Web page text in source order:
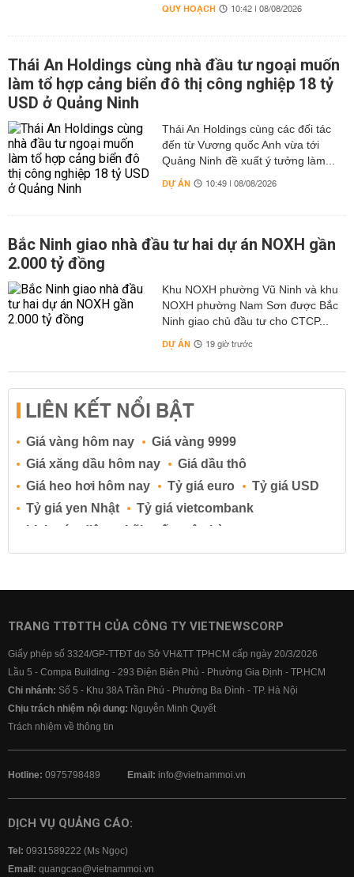
QUY HOẠCH 10:42 | 08/08/2026
Thái An Holdings cùng nhà đầu tư ngoại muốn
làm tổ hợp cảng biển đô thị công nghiệp 18 tỷ
USD ở Quảng Ninh
Thái An Holdings cùng các đối tác
đến từ Vương quốc Anh vừa tới
Quảng Ninh đề xuất ý tưởng làm...
DỰ ÁN 10:49 | 08/08/2026
Bắc Ninh giao nhà đầu tư hai dự án NOXH gần
2.000 tỷ đồng
Khu NOXH phường Vũ Ninh và khu
NOXH phường Nam Sơn được Bắc
Ninh giao chủ đầu tư cho CTCP...
DỰ ÁN 19 giờ trước
LIÊN KẾT NỔI BẬT
Giá vàng hôm nay
Giá vàng 9999
Giá xăng dầu hôm nay
Giá dầu thô
Giá heo hơi hôm nay
Tỷ giá euro
Tỷ giá USD
Tỷ giá yen Nhật
Tỷ giá vietcombank
Lịch cúp điện
Lãi suất ngân hàng
Lãi suất tiết kiệm
Lãi suất tiền gửi
Lãi suất ngân hàng BIDV
Lãi suất ngân hàng Vietcombank
TRANG TTĐTTH CỦA CÔNG TY VIETNEWSCORP
Giấy phép số 3324/GP-TTĐT do Sở VH&TT TPHCM cấp ngày 20/3/2026
Lầu 5 - Compa Building - 293 Điện Biên Phủ - Phường Gia Định - TP.HCM
Chi nhánh: Số 5 - Khu 38A Trần Phú - Phường Ba Đình - TP. Hà Nội
Chịu trách nhiệm nội dung: Nguyễn Minh Quyết
Trách nhiệm về thông tin
Hotline: 0975798489 Email: info@vietnammoi.vn
DỊCH VỤ QUẢNG CÁO:
Tel: 0931589222 (Ms Ngọc)
Email: quangcao@vietnammoi.vn